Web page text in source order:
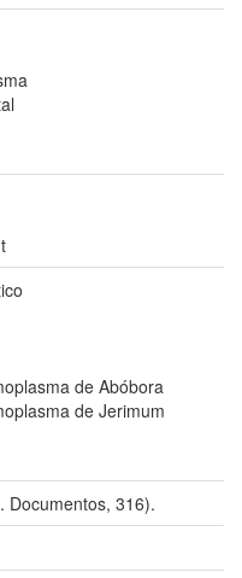
de Abóbora
de Jerimum
Documentos, 316).